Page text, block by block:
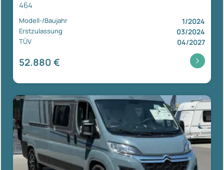
464
Modell-/Baujahr 1/2024
Erstzulassung 03/2024
TÜV 04/2027
52.880 €